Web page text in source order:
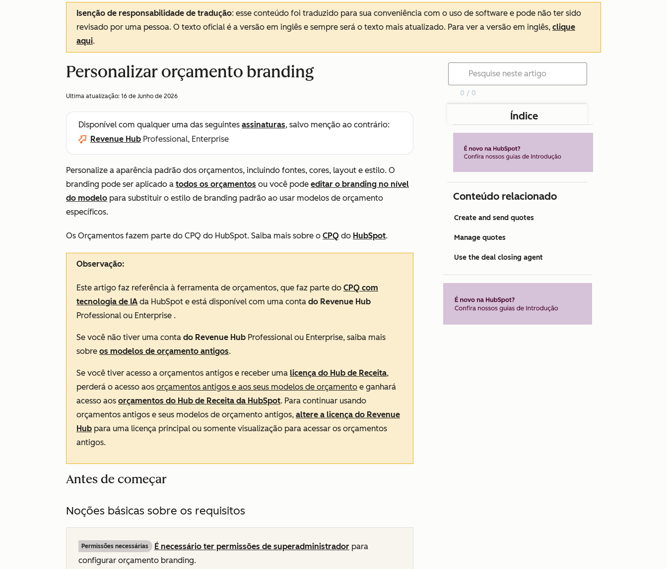
Isenção de responsabilidade de tradução: esse conteúdo foi traduzido para sua conveniência com o uso de software e pode não ter sido
revisado por uma pessoa. O texto oficial é a versão em inglês e sempre será o texto mais atualizado. Para ver a versão em inglês, clique
aqui.
Personalizar orçamento branding
Ultima atualização: 16 de Junho de 2026
Disponível com qualquer uma das seguintes assinaturas, salvo menção ao contrário:
Revenue Hub Professional, Enterprise
Personalize a aparência padrão dos orçamentos, incluindo fontes, cores, layout e estilo. O
branding pode ser aplicado a todos os orçamentos ou você pode editar o branding no nível
do modelo para substituir o estilo de branding padrão ao usar modelos de orçamento
específicos.
Os Orçamentos fazem parte do CPQ do HubSpot. Saiba mais sobre o CPQ do HubSpot.
Observação:
Este artigo faz referência à ferramenta de orçamentos, que faz parte do CPQ com
tecnologia de IA da HubSpot e está disponível com uma conta do Revenue Hub
Professional ou Enterprise .
Se você não tiver uma conta do Revenue Hub Professional ou Enterprise, saiba mais
sobre os modelos de orçamento antigos.
Se você tiver acesso a orçamentos antigos e receber uma licença do Hub de Receita,
perderá o acesso aos orçamentos antigos e aos seus modelos de orçamento e ganhará
acesso aos orçamentos do Hub de Receita da HubSpot. Para continuar usando
orçamentos antigos e seus modelos de orçamento antigos, altere a licença do Revenue
Hub para uma licença principal ou somente visualização para acessar os orçamentos
antigos.
Antes de começar
Noções básicas sobre os requisitos
Permissões necessárias É necessário ter permissões de superadministrador para
configurar orçamento branding.
0 / 0
Índice
Conteúdo relacionado
Create and send quotes
Manage quotes
Use the deal closing agent